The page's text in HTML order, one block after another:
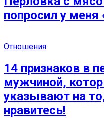
попросил у меня
Отношения
14 признаков в
мужчиной,
указывают на
нравитесь!